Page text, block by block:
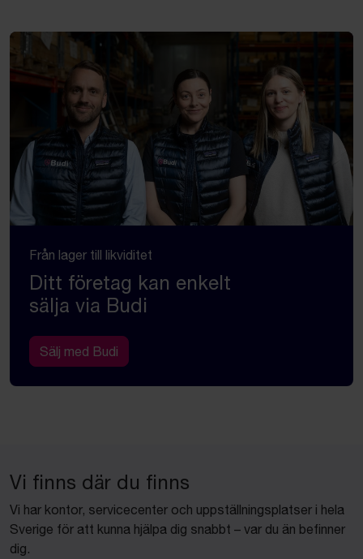
Från lager till likviditet
Ditt företag kan enkelt
sälja via Budi
Sälj med Budi
Vi finns där du finns
Vi har kontor, servicecenter och uppställningsplatser i hela
Sverige för att kunna hjälpa dig snabbt – var du än befinner
dig.